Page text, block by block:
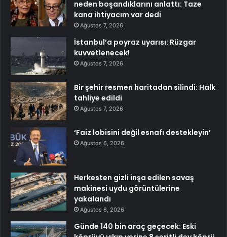
neden boşandıklarını anlattı: Taze
kana ihtiyacım var dedi
Ağustos 7, 2026
İstanbul’a poyraz uyarısı: Rüzgar
kuvvetlenecek!
Ağustos 7, 2026
Bir şehir resmen haritadan silindi: Halk
tahliye edildi
Ağustos 7, 2026
‘Faiz lobisini değil esnafı destekleyin’
Ağustos 6, 2026
Herkesten gizli inşa edilen savaş
makinesi uydu görüntülerine
yakalandı
Ağustos 6, 2026
Günde 140 bin araç geçecek: Eski